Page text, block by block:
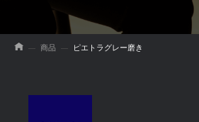
商品 ピエトラグレー磨き